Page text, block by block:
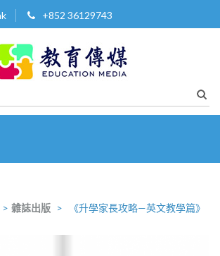
+852 36129743
團有限公司
搜
尋
> 雜誌出版 > 《升學家長攻略—英文教學篇》